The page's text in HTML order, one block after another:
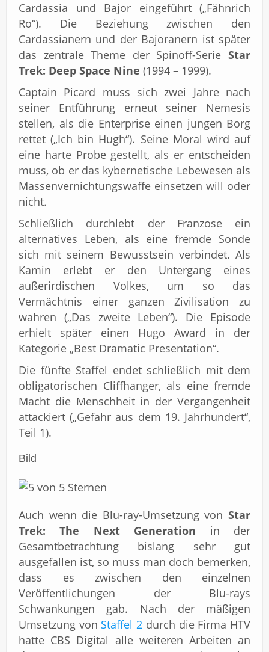
Cardassia und Bajor eingeführt („Fähnrich
Ro“). Die Beziehung zwischen den
Cardassianern und der Bajoranern ist später
das zentrale Theme der Spinoff-Serie Star
Trek: Deep Space Nine (1994 – 1999).
Captain Picard muss sich zwei Jahre nach
seiner Entführung erneut seiner Nemesis
stellen, als die Enterprise einen jungen Borg
rettet („Ich bin Hugh“). Seine Moral wird auf
eine harte Probe gestellt, als er entscheiden
muss, ob er das kybernetische Lebewesen als
Massenvernichtungswaffe einsetzen will oder
nicht.
Schließlich durchlebt der Franzose ein
alternatives Leben, als eine fremde Sonde
sich mit seinem Bewusstsein verbindet. Als
Kamin erlebt er den Untergang eines
außerirdischen Volkes, um so das
Vermächtnis einer ganzen Zivilisation zu
wahren („Das zweite Leben“). Die Episode
erhielt später einen Hugo Award in der
Kategorie „Best Dramatic Presentation“.
Die fünfte Staffel endet schließlich mit dem
obligatorischen Cliffhanger, als eine fremde
Macht die Menschheit in der Vergangenheit
attackiert („Gefahr aus dem 19. Jahrhundert“,
Teil 1).
Bild
Auch wenn die Blu-ray-Umsetzung von Star
Trek: The Next Generation in der
Gesamtbetrachtung bislang sehr gut
ausgefallen ist, so muss man doch bemerken,
dass es zwischen den einzelnen
Veröffentlichungen der Blu-rays
Schwankungen gab. Nach der mäßigen
Umsetzung von Staffel 2 durch die Firma HTV
hatte CBS Digital alle weiteren Arbeiten an